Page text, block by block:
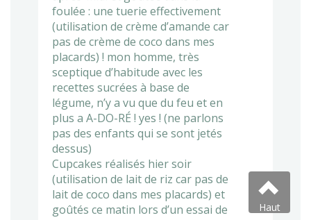
foulée : une tuerie effectivement
(utilisation de crème d’amande car
pas de crème de coco dans mes
placards) ! mon homme, très
sceptique d’habitude avec les
recettes sucrées à base de
légume, n’y a vu que du feu et en
plus a A-DO-RÉ ! yes ! (ne parlons
pas des enfants qui se sont jetés
dessus)
Cupcakes réalisés hier soir
(utilisation de lait de riz car pas de
lait de coco dans mes placards) et
goûtés ce matin lors d’un essai de
Haut